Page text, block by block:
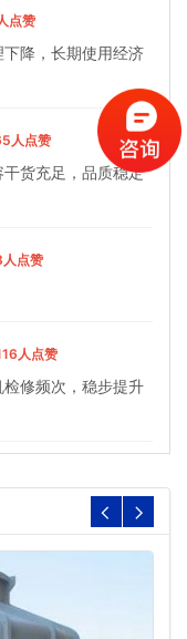
点赞
降，长期使用经济
人点赞
货充足，品质稳定
点赞
人点赞
修频次，稳步提升